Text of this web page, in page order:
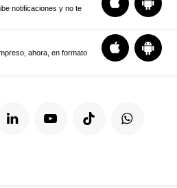
notificaciones y no te
ahora, en formato